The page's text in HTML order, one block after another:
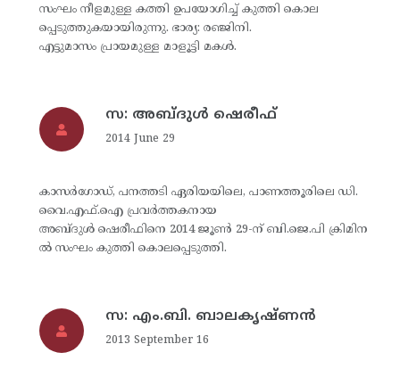
സംഘം നീളമുള്ള കത്തി ഉപയോഗിച്ച് കുത്തി കൊല
പ്പെടുത്തുകയായിരുന്നു. ഭാര്യ: രഞ്ജിനി.
എട്ടുമാസം പ്രായമുള്ള മാളൂട്ടി മകള്‍.
സ: അബ്ദുള്‍ ഷെരീഫ്
2014 June 29
കാസര്‍ഗോഡ്, പനത്തടി ഏരിയയിലെ, പാണത്തൂരിലെ ഡി.
വൈ.എഫ്.ഐ പ്രവര്‍ത്തകനായ
അബ്ദുള്‍ ഷെരീഫിനെ 2014 ജൂണ്‍ 29-ന് ബി.ജെ.പി ക്രിമിന
ല്‍ സംഘം കുത്തി കൊലപ്പെടുത്തി.
സ: എം.ബി. ബാലകൃഷ്ണന്‍
2013 September 16